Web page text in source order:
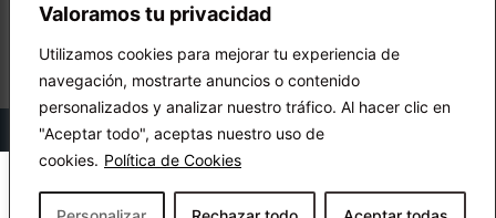
Valoramos tu privacidad
Utilizamos cookies para mejorar tu experiencia de
navegación, mostrarte anuncios o contenido
personalizados y analizar nuestro tráfico. Al hacer clic en
"Aceptar todo", aceptas nuestro uso de
cookies. Política de Cookies
© Copyright Ecuador Chequea 2025.